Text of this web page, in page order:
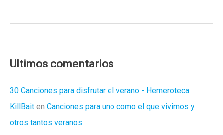
Nocturnos
Ultimos comentarios
30 Canciones para disfrutar el verano - Hemeroteca
KillBait en Canciones para uno como el que vivimos y
otros tantos veranos